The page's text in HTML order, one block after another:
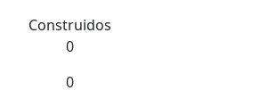
Construidos
0
0